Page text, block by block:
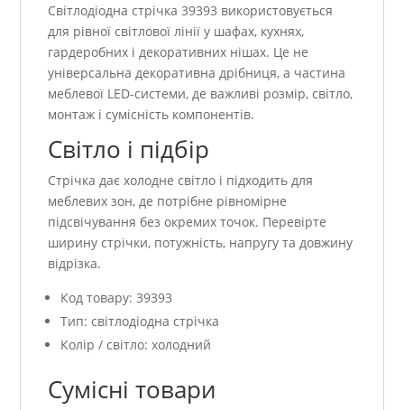
Світлодіодна стрічка 39393 використовується
для рівної світлової лінії у шафах, кухнях,
гардеробних і декоративних нішах. Це не
універсальна декоративна дрібниця, а частина
меблевої LED-системи, де важливі розмір, світло,
монтаж і сумісність компонентів.
Світло і підбір
Стрічка дає холодне світло і підходить для
меблевих зон, де потрібне рівномірне
підсвічування без окремих точок. Перевірте
ширину стрічки, потужність, напругу та довжину
відрізка.
Код товару: 39393
Тип: світлодіодна стрічка
Колір / світло: холодний
Сумісні товари